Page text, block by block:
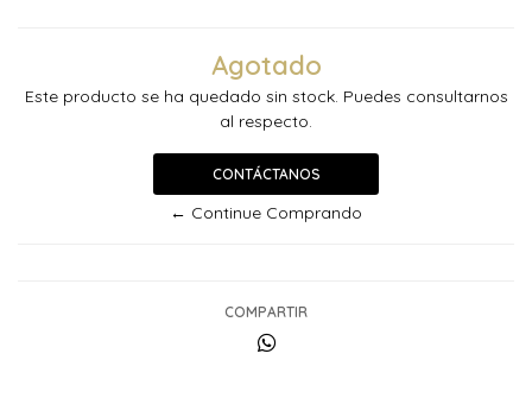
Agotado
Este producto se ha quedado sin stock. Puedes consultarnos
al respecto.
CONTÁCTANOS
← Continue Comprando
COMPARTIR